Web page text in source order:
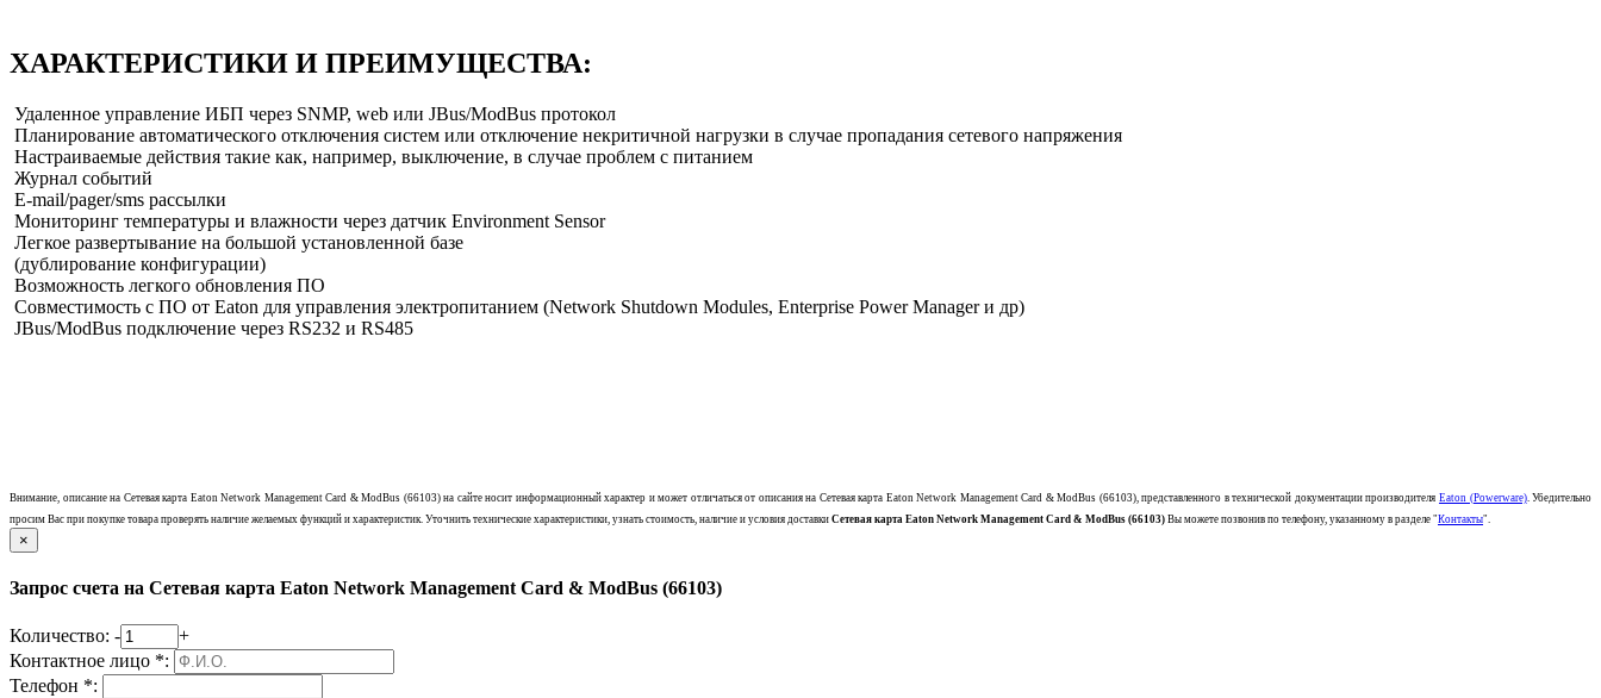
ХАРАКТЕРИСТИКИ И ПРЕИМУЩЕСТВА:
Удаленное управление ИБП через SNMP, web или JBus/ModBus протокол
Планирование автоматического отключения систем или отключение некритичной нагрузки в случае пропадания сетевого напряжения
Настраиваемые действия такие как, например, выключение, в случае проблем с питанием
Журнал событий
E-mail/pager/sms рассылки
Мониторинг температуры и влажности через датчик Environment Sensor
Легкое развертывание на большой установленной базе
(дублирование конфигурации)
Возможность легкого обновления ПО
Совместимость с ПО от Eaton для управления электропитанием (Network Shutdown Modules, Enterprise Power Manager и др)
JBus/ModBus подключение через RS232 и RS485
Внимание, описание на Сетевая карта Eaton Network Management Card & ModBus (66103)на сайте носит информационный характер и может отличаться от описания на Сетевая карта Eaton Network Management Card & ModBus (66103), представленного в технической документации производителя Eaton (Powerware). Убедительно
просим Вас при покупке товара проверять наличие желаемых функций и характеристик. Уточнить технические характеристики, узнать стоимость, наличие и условия доставки Сетевая карта Eaton Network Management Card & ModBus (66103) Вы можете позвонив по телефону, указанному в разделе "Контакты".
×
Запрос счета на Сетевая карта Eaton Network Management Card & ModBus (66103)
Количество: -
+
Контактное лицо *:
Телефон *: